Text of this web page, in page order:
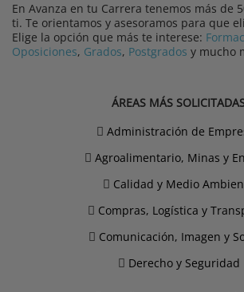
En Avanza en tu Carrera tenemos más de
ti. Te orientamos y asesoramos para que
Elige la opción que más te interese:
Oposiciones, Grados, Postgrados y mucho
ÁREAS MÁS
Administración de
Agroalimentario, Minas y
Calidad y Medio
Compras, Logística y
Comunicación, Imagen y
Derecho y Seguridad